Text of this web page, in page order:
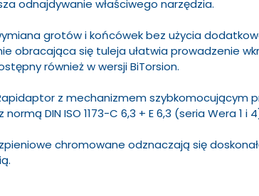
odnajdywanie właściwego narzędzia.
grotów i końcówek bez użycia
obracająca się tuleja ułatwia prowadzenie
również w wersji BiTorsion.
z mechanizmem szybkomocującym
normą DIN ISO 1173-C 6,3 + E 6,3 (seria Wera 1 i
chromowane odznaczają się